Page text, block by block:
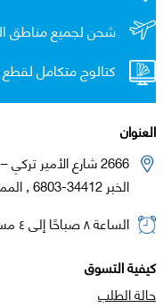
شحن لجميع مناطق
كتالوج متكامل لقطع
العنوان
2666 شارع الأمير تركي – الكورنيش , وحدة رقم 102
الخبر 34412-6803 , المملكة العربية السعودية
الساعة ٨ صباحًا إلى ٤ مساء من الأحد إلى الخميس
كيفية التسوق
حالة الطلب